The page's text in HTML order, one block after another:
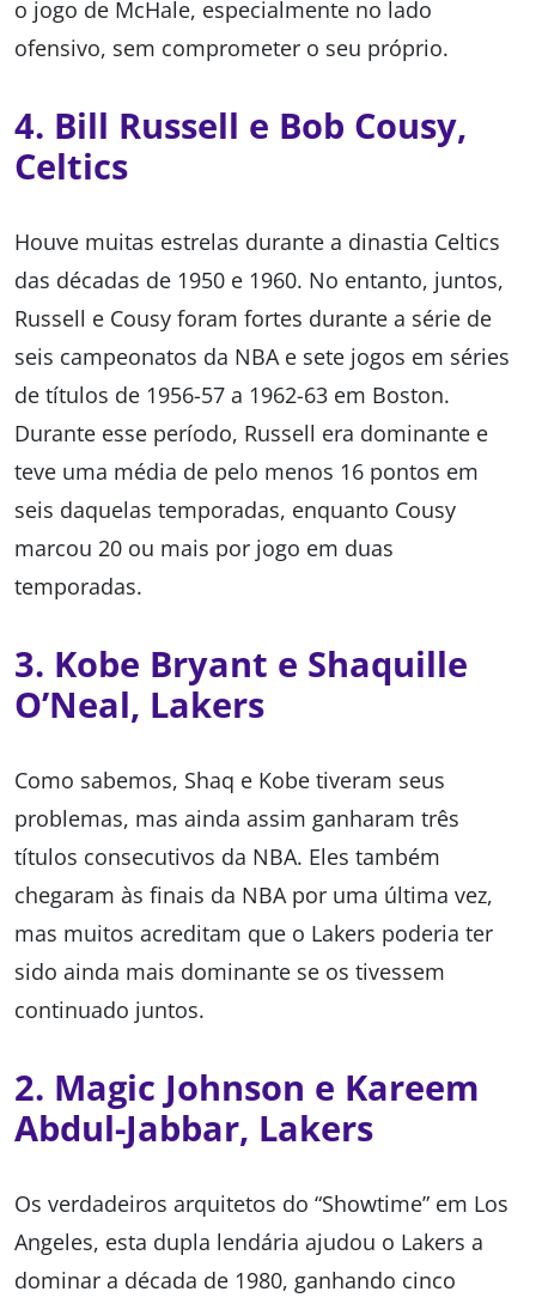
o jogo de McHale, especialmente no lado
ofensivo, sem comprometer o seu próprio.
4. Bill Russell e Bob Cousy,
Celtics
Houve muitas estrelas durante a dinastia Celtics
das décadas de 1950 e 1960. No entanto, juntos,
Russell e Cousy foram fortes durante a série de
seis campeonatos da NBA e sete jogos em séries
de títulos de 1956-57 a 1962-63 em Boston.
Durante esse período, Russell era dominante e
teve uma média de pelo menos 16 pontos em
seis daquelas temporadas, enquanto Cousy
marcou 20 ou mais por jogo em duas
temporadas.
3. Kobe Bryant e Shaquille
O’Neal, Lakers
Como sabemos, Shaq e Kobe tiveram seus
problemas, mas ainda assim ganharam três
títulos consecutivos da NBA. Eles também
chegaram às finais da NBA por uma última vez,
mas muitos acreditam que o Lakers poderia ter
sido ainda mais dominante se os tivessem
continuado juntos.
2. Magic Johnson e Kareem
Abdul-Jabbar, Lakers
Os verdadeiros arquitetos do “Showtime” em Los
Angeles, esta dupla lendária ajudou o Lakers a
dominar a década de 1980, ganhando cinco